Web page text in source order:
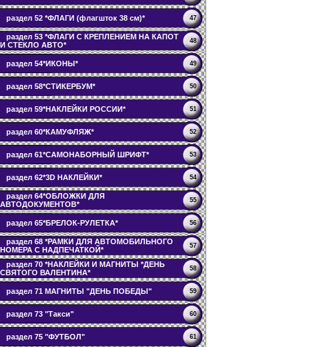
раздел 52 *ФЛАГИ (флагшток 38 см)* 47
раздел 53 *ФЛАГИ С КРЕПЛЕНИЕМ НА КАПОТ
И СТЕКЛО АВТО*
48
раздел 54*ИКОНЫ* 49
раздел 58*СТИКЕРБУМ* 50
раздел 59*НАКЛЕЙКИ РОССИИ* 51
раздел 60*КАМУФЛЯЖ* 52
раздел 61*САМОНАБОРНЫЙ ШРИФТ* 53
раздел 62*3D НАКЛЕЙКИ* 54
раздел 64*ОБЛОЖКИ ДЛЯ
АВТОДОКУМЕНТОВ*
55
раздел 65*БРЕЛОК-РУЛЕТКА* 56
раздел 68 *РАМКИ ДЛЯ АВТОМОБИЛЬНОГО
НОМЕРА С НАДПЕЧАТКОЙ*
57
раздел 70 *НАКЛЕЙКИ И МАГНИТЫ *ДЕНЬ
СВЯТОГО ВАЛЕНТИНА*
58
раздел 71 МАГНИТЫ "ДЕНЬ ПОБЕДЫ" 59
раздел 73 "Такси" 60
раздел 75 "ФУТБОЛ" 61